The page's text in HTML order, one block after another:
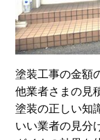
塗装工事の金額
他業者さまの見
塗装の正しい知
いい業者の見分